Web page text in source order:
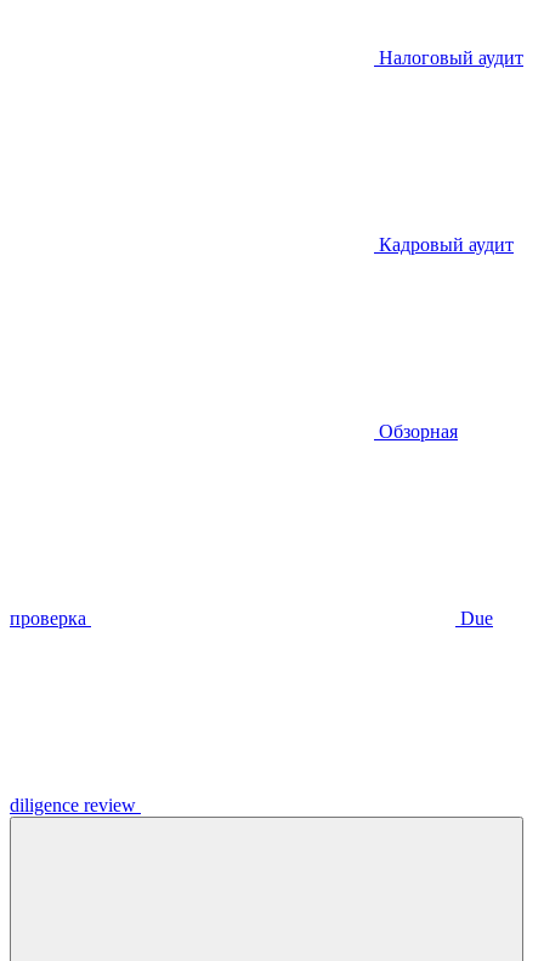
Налоговый аудит
Кадровый аудит
Обзорная
проверка Due
diligence review